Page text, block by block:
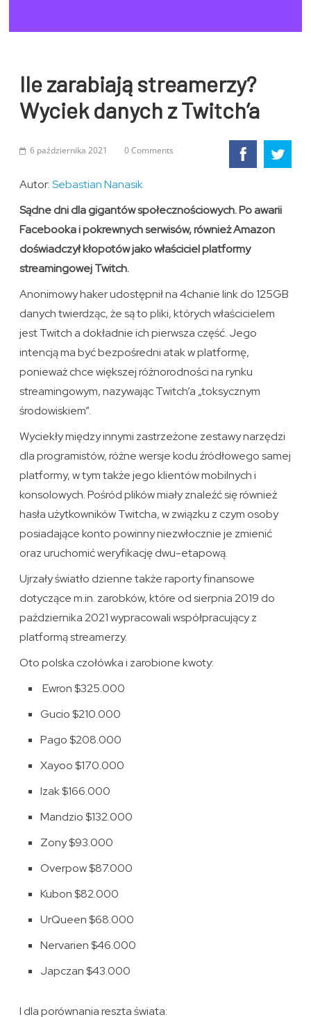
Ile zarabiają streamerzy?
Wyciek danych z Twitch’a
6 października 2021 0 Comments
Autor:Sebastian Nanasik
Sądne dni dla gigantów społecznościowych. Po awarii
Facebooka i pokrewnych serwisów, również Amazon
doświadczył kłopotów jako właściciel platformy
streamingowej Twitch.
Anonimowy haker udostępnił na 4chanie link do 125GB
danych twierdząc, że są to pliki, których właścicielem
jest Twitch a dokładnie ich pierwsza część. Jego
intencją ma być bezpośredni atak w platformę,
ponieważ chce większej różnorodności na rynku
streamingowym, nazywając Twitch’a „toksycznym
środowiskiem”.
Wyciekły między innymi zastrzeżone zestawy narzędzi
dla programistów, różne wersje kodu źródłowego samej
platformy, w tym także jego klientów mobilnych i
konsolowych. Pośród plików miały znaleźć się również
hasła użytkowników Twitcha, w związku z czym osoby
posiadające konto powinny niezwłocznie je zmienić
oraz uruchomić weryfikację dwu-etapową.
Ujrzały światło dzienne także raporty finansowe
dotyczące m.in. zarobków, które od sierpnia 2019 do
października 2021 wypracowali współpracujący z
platformą streamerzy.
Oto polska czołówka i zarobione kwoty:
Ewron $325.000
Gucio $210.000
Pago $208.000
Xayoo $170.000
Izak $166.000
Mandzio $132.000
Zony $93.000
Overpow $87.000
Kubon $82.000
UrQueen $68.000
Nervarien $46.000
Japczan $43.000
I dla porównania reszta świata: